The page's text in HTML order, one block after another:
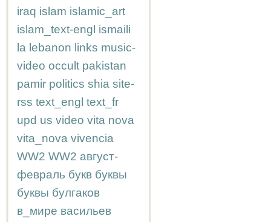
iraq islam islamic_art
islam_text-engl ismaili
la lebanon links music-
video occult pakistan
pamir politics shia site-
rss text_engl text_fr
upd us video vita nova
vita_nova vivencia
WW2 WW2 август-
февраль букв буквы
буквы булгаков
в_мире васильев